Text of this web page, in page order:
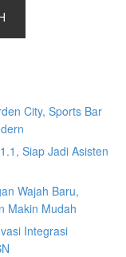
City, Sports Bar
Siap Jadi Asisten
Wajah Baru,
Makin Mudah
Integrasi